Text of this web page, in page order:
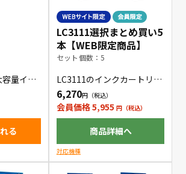
量イン
る
LC3111選択まとめ買い5
本【WEB限定商品】
セット個数：5
LC3111のインクカートリッ
ジをお好きな色の組み合わ
せで5本購入できます。
6,270
会員価格 5,955
商品詳細へ
対応機種